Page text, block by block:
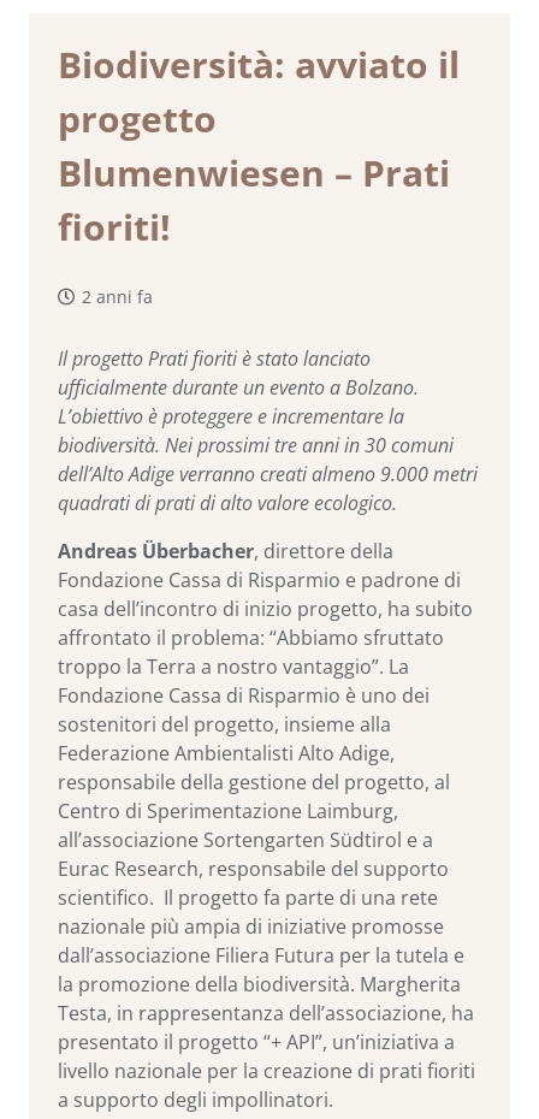
Biodiversità: avviato il
progetto
Blumenwiesen – Prati
fioriti!
2 anni fa
Il progetto Prati fioriti è stato lanciato
ufficialmente durante un evento a Bolzano.
L’obiettivo è proteggere e incrementare la
biodiversità. Nei prossimi tre anni in 30 comuni
dell’Alto Adige verranno creati almeno 9.000 metri
quadrati di prati di alto valore ecologico.
Andreas Überbacher, direttore della
Fondazione Cassa di Risparmio e padrone di
casa dell’incontro di inizio progetto, ha subito
affrontato il problema: “Abbiamo sfruttato
troppo la Terra a nostro vantaggio”. La
Fondazione Cassa di Risparmio è uno dei
sostenitori del progetto, insieme alla
Federazione Ambientalisti Alto Adige,
responsabile della gestione del progetto, al
Centro di Sperimentazione Laimburg,
all’associazione Sortengarten Südtirol e a
Eurac Research, responsabile del supporto
scientifico. Il progetto fa parte di una rete
nazionale più ampia di iniziative promosse
dall’associazione Filiera Futura per la tutela e
la promozione della biodiversità. Margherita
Testa, in rappresentanza dell’associazione, ha
presentato il progetto “+ API”, un’iniziativa a
livello nazionale per la creazione di prati fioriti
a supporto degli impollinatori.